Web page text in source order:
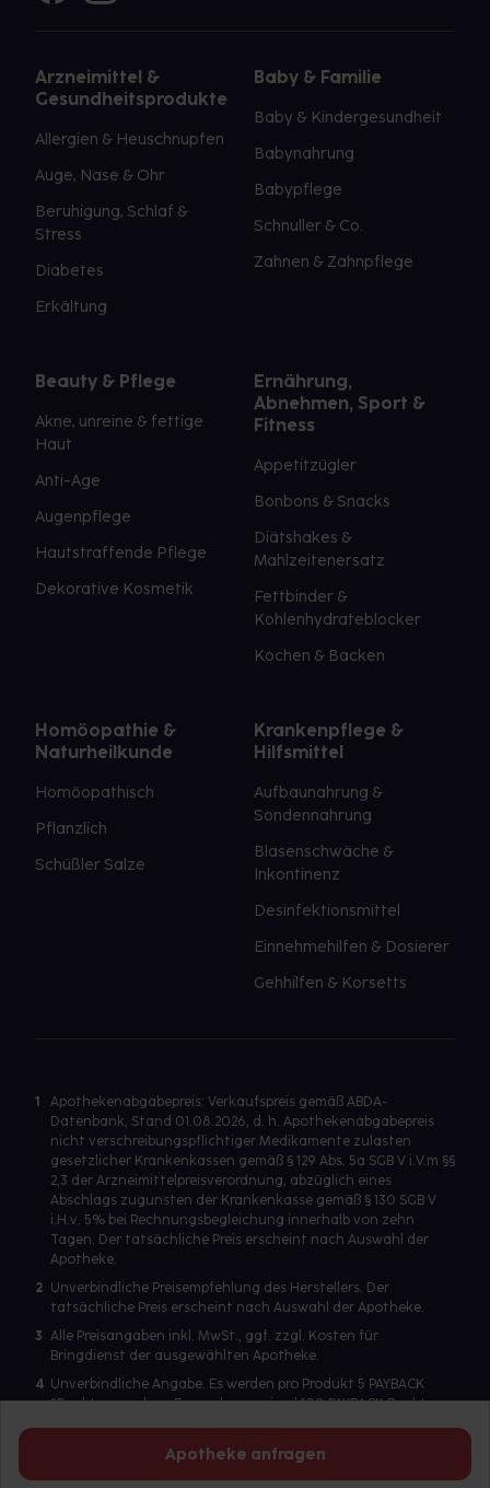
Apotheke anfragen
Arzneimittel &
Gesundheitsprodukte
Allergien & Heuschnupfen
Auge, Nase & Ohr
Beruhigung, Schlaf &
Stress
Diabetes
Erkältung
Baby & Familie
Baby & Kindergesundheit
Babynahrung
Babypflege
Schnuller & Co.
Zahnen & Zahnpflege
Beauty & Pflege
Akne, unreine & fettige
Haut
Anti-Age
Augenpflege
Hautstraffende Pflege
Dekorative Kosmetik
Ernährung,
Abnehmen, Sport &
Fitness
Appetitzügler
Bonbons & Snacks
Diätshakes &
Mahlzeitenersatz
Fettbinder &
Kohlenhydrateblocker
Kochen & Backen
Homöopathie &
Naturheilkunde
Homöopathisch
Pflanzlich
Schüßler Salze
Krankenpflege &
Hilfsmittel
Aufbaunahrung &
Sondennahrung
Blasenschwäche &
Inkontinenz
Desinfektionsmittel
Einnehmehilfen & Dosierer
Gehhilfen & Korsetts
1
Apothekenabgabepreis: Verkaufspreis gemäß ABDA-
Datenbank, Stand 01.08.2026, d. h. Apothekenabgabepreis
nicht verschreibungspflichtiger Medikamente zulasten
gesetzlicher Krankenkassen gemäß § 129 Abs. 5a SGB V i.V.m §§
2,3 der Arzneimittelpreisverordnung, abzüglich eines
Abschlags zugunsten der Krankenkasse gemäß § 130 SGB V
i.H.v. 5% bei Rechnungsbegleichung innerhalb von zehn
Tagen. Der tatsächliche Preis erscheint nach Auswahl der
Apotheke.
2 Unverbindliche Preisempfehlung des Herstellers. Der
tatsächliche Preis erscheint nach Auswahl der Apotheke.
3 Alle Preisangaben inkl. MwSt., ggf. zzgl. Kosten für
Bringdienst der ausgewählten Apotheke.
4 Unverbindliche Angabe. Es werden pro Produkt 5 PAYBACK
°Punkte vergeben. Es werden maximal 100 PAYBACK Punkte
abgegebene Artikel werden keine PAYBACK Punkte vergeben.
Es wird ein Benutzerkonto benötigt, um die PAYBACK-